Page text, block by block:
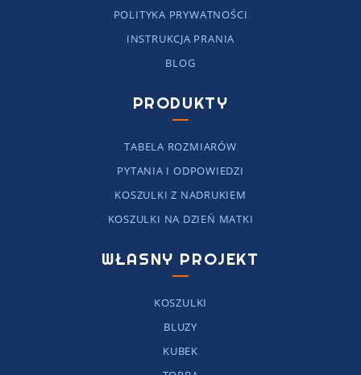
POLITYKA PRYWATNOŚCI
INSTRUKCJA PRANIA
BLOG
PRODUKTY
TABELA ROZMIARÓW
PYTANIA I ODPOWIEDZI
KOSZULKI Z NADRUKIEM
KOSZULKI NA DZIEŃ MATKI
WŁASNY PROJEKT
KOSZULKI
BLUZY
KUBEK